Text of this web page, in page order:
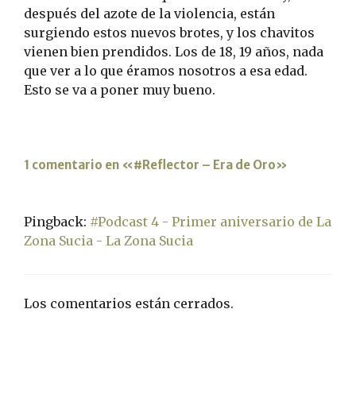
después del azote de la violencia, están
surgiendo estos nuevos brotes, y los chavitos
vienen bien prendidos. Los de 18, 19 años, nada
que ver a lo que éramos nosotros a esa edad.
Esto se va a poner muy bueno.
1 comentario en «#Reflector – Era de Oro»
Pingback: #Podcast 4 - Primer aniversario de La
Zona Sucia - La Zona Sucia
Los comentarios están cerrados.